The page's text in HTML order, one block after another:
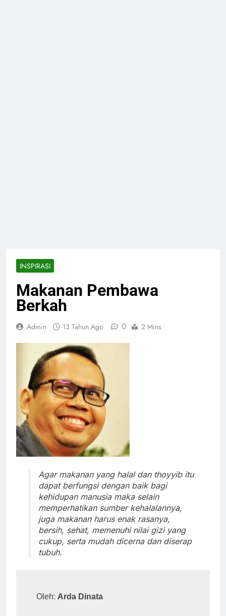
INSPIRASI
Makanan Pembawa
Berkah
Admin 13 Tahun Ago 0 2 Mins
Agar makanan yang halal dan thoyyib itu
dapat berfungsi dengan baik bagi
kehidupan manusia maka selain
memperhatikan sumber kehalalannya,
juga makanan harus enak rasanya,
bersih, sehat, memenuhi nilai gizi yang
cukup, serta mudah dicerna dan diserap
tubuh.
Oleh: Arda Dinata